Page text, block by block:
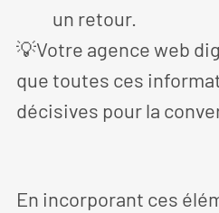
un retour.
💡Votre agence web
que toutes ces
décisives pour la
En incorporant ces